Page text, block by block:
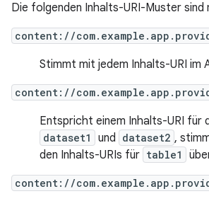
Die folgenden Inhalts-URI-Muster sind
content://
Stimmt mit jedem Inhalts-URI im
content://
Entspricht einem Inhalts-URI für
dataset1 und dataset2 ,
den Inhalts-URIs für table1
content://